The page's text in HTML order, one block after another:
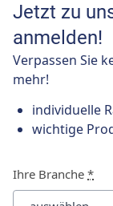
Jetzt zu
anmelden!
Verpassen Sie
mehr!
individuelle
wichtige
Ihre Branche *